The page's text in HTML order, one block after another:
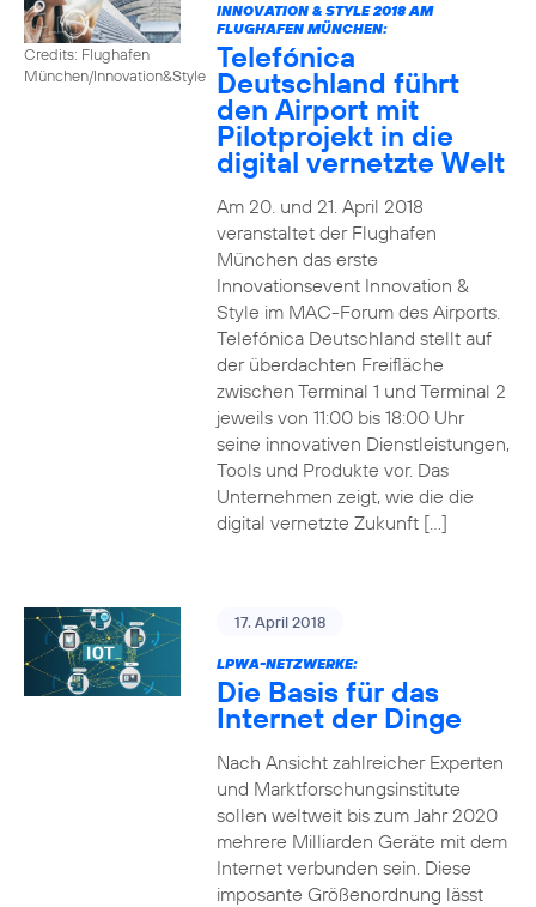
Credits: Flughafen
München/Innovation&Style
INNOVATION & STYLE 2018 AM
FLUGHAFEN MÜNCHEN:
Telefónica
Deutschland führt
den Airport mit
Pilotprojekt in die
digital vernetzte Welt
Am 20. und 21. April 2018
veranstaltet der Flughafen
München das erste
Innovationsevent Innovation &
Style im MAC-Forum des Airports.
Telefónica Deutschland stellt auf
der überdachten Freifläche
zwischen Terminal 1 und Terminal 2
jeweils von 11:00 bis 18:00 Uhr
seine innovativen Dienstleistungen,
Tools und Produkte vor. Das
Unternehmen zeigt, wie die die
digital vernetzte Zukunft […]
17. April 2018
LPWA-NETZWERKE:
Die Basis für das
Internet der Dinge
Nach Ansicht zahlreicher Experten
und Marktforschungsinstitute
sollen weltweit bis zum Jahr 2020
mehrere Milliarden Geräte mit dem
Internet verbunden sein. Diese
imposante Größenordnung lässt